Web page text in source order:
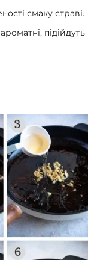
смаку страві.
підійдуть